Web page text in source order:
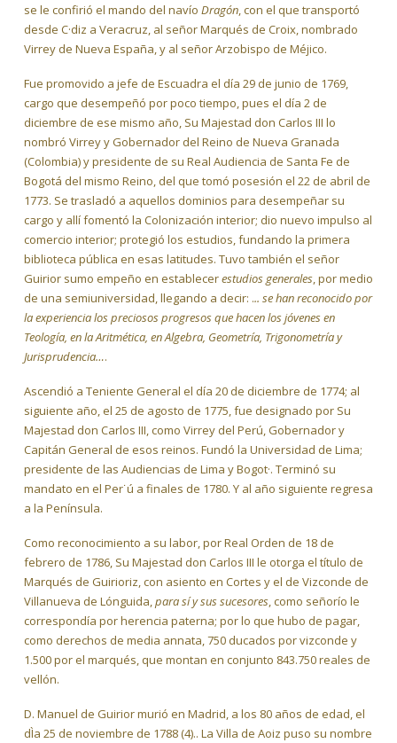
se le confirió el mando del navío Dragón, con el que transportó
desde C·diz a Veracruz, al señor Marqués de Croix, nombrado
Virrey de Nueva España, y al señor Arzobispo de Méjico.
Fue promovido a jefe de Escuadra el día 29 de junio de 1769,
cargo que desempeñó por poco tiempo, pues el día 2 de
diciembre de ese mismo año, Su Majestad don Carlos III lo
nombró Virrey y Gobernador del Reino de Nueva Granada
(Colombia) y presidente de su Real Audiencia de Santa Fe de
Bogotá del mismo Reino, del que tomó posesión el 22 de abril de
1773. Se trasladó a aquellos dominios para desempeñar su
cargo y allí fomentó la Colonización interior; dio nuevo impulso al
comercio interior; protegió los estudios, fundando la primera
biblioteca pública en esas latitudes. Tuvo también el señor
Guirior sumo empeño en establecerestudios generales, por medio
de una semiuniversidad, llegando a decir: ... se han reconocido por
la experiencia los preciosos progresos que hacen los jóvenes en
Teología, en la Aritmética, en Algebra, Geometría, Trigonometría y
Jurisprudencia….
Ascendió a Teniente General el día 20 de diciembre de 1774; al
siguiente año, el 25 de agosto de 1775, fue designado por Su
Majestad don Carlos III, como Virrey del Perú, Gobernador y
Capitán General de esos reinos. Fundó la Universidad de Lima;
presidente de las Audiencias de Lima y Bogot·. Terminó su
mandato en el Per˙ú a finales de 1780. Y al año siguiente regresa
a la Península.
Como reconocimiento a su labor, por Real Orden de 18 de
febrero de 1786, Su Majestad don Carlos III le otorga el título de
Marqués de Guirioriz, con asiento en Cortes y el de Vizconde de
Villanueva de Lónguida,para sí y sus sucesores, como señorío le
correspondía por herencia paterna; por lo que hubo de pagar,
como derechos de media annata, 750 ducados por vizconde y
1.500 por el marqués, que montan en conjunto 843.750 reales de
vellón.
D. Manuel de Guirior murió en Madrid, a los 80 años de edad, el
dÌa 25 de noviembre de 1788 (4).. La Villa de Aoiz puso su nombre